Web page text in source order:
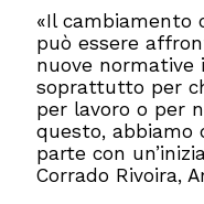
«Il cambiamento
può essere
nuove normative
soprattutto per
per lavoro o per
questo, abbiamo
parte con
Corrado Rivoira,